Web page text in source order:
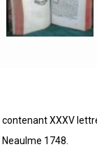
XXXV
1748.